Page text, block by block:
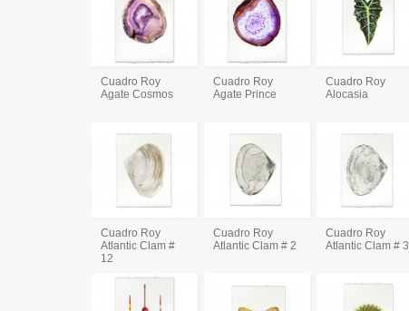
Cuadro Roy
Agate Cosmos
Cuadro Roy
Agate Prince
Cuadro Roy
Alocasia
Cuadro Roy
Atlantic Clam #
12
Cuadro Roy
Atlantic Clam # 2
Cuadro Roy
Atlantic Clam # 3